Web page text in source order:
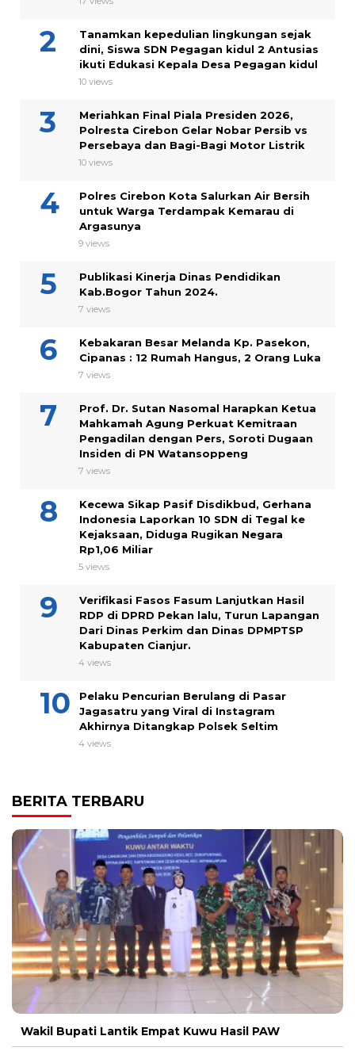
Tanamkan kepedulian lingkungan sejak
dini, Siswa SDN Pegagan kidul 2 Antusias
ikuti Edukasi Kepala Desa Pegagan kidul
10 views
Meriahkan Final Piala Presiden 2026,
Polresta Cirebon Gelar Nobar Persib vs
Persebaya dan Bagi-Bagi Motor Listrik
10 views
Polres Cirebon Kota Salurkan Air Bersih
untuk Warga Terdampak Kemarau di
Argasunya
9 views
Publikasi Kinerja Dinas Pendidikan
Kab.Bogor Tahun 2024.
7 views
Kebakaran Besar Melanda Kp. Pasekon,
Cipanas : 12 Rumah Hangus, 2 Orang Luka
7 views
Prof. Dr. Sutan Nasomal Harapkan Ketua
Mahkamah Agung Perkuat Kemitraan
Pengadilan dengan Pers, Soroti Dugaan
Insiden di PN Watansoppeng
7 views
Kecewa Sikap Pasif Disdikbud, Gerhana
Indonesia Laporkan 10 SDN di Tegal ke
Kejaksaan, Diduga Rugikan Negara
Rp1,06 Miliar
5 views
Verifikasi Fasos Fasum Lanjutkan Hasil
RDP di DPRD Pekan lalu, Turun Lapangan
Dari Dinas Perkim dan Dinas DPMPTSP
Kabupaten Cianjur.
4 views
Pelaku Pencurian Berulang di Pasar
Jagasatru yang Viral di Instagram
Akhirnya Ditangkap Polsek Seltim
4 views
BERITA TERBARU
Wakil Bupati Lantik Empat Kuwu Hasil PAW